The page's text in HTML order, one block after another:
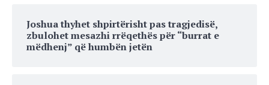
Joshua thyhet shpirtërisht pas tragjedisë,
zbulohet mesazhi rrëqethës për “burrat e
mëdhenj” që humbën jetën